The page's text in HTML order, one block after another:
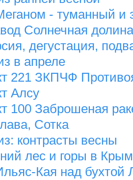
- туманный и
Солнечная
дегустация,
в апреле
221 ЗКПЧФ
Алсу
100 Заброшеная
Сотка
контрасты весны
лес и горы в
Кая над